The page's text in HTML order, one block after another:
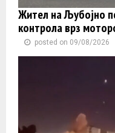
Жител на Љубојно
контролa врз
posted on 09/08/2026